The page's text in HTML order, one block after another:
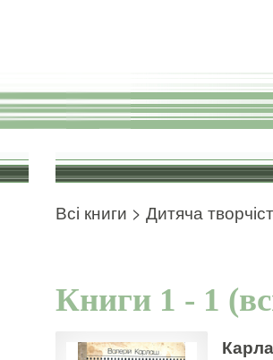
Всі книги > Дитяча
Книги 1 - 1